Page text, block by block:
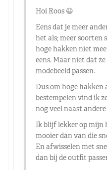
Hoi Roos 😃
Eens dat je meer
het als; meer soorten
hoge hakken niet
eens. Maar niet dat
modebeeld passen.
Dus om hoge hakken
bestempelen vind ik
nog veel naast
Ik blijf lekker op mijn
mooier dan van die
En afwisselen met
dan bij de outfit